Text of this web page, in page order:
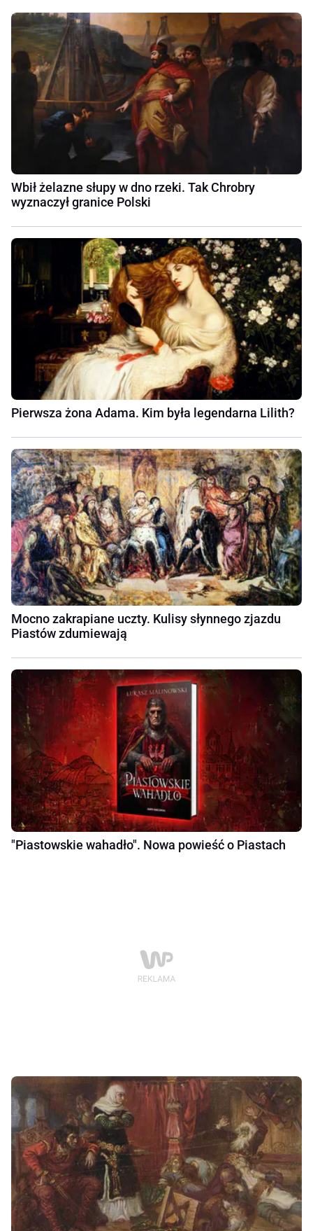
Wbił żelazne słupy w dno rzeki. Tak Chrobry
wyznaczył granice Polski
Pierwsza żona Adama. Kim była legendarna Lilith?
Mocno zakrapiane uczty. Kulisy słynnego zjazdu
Piastów zdumiewają
"Piastowskie wahadło". Nowa powieść o Piastach